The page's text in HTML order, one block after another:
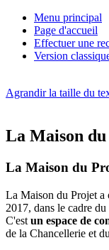
Menu principal
Page d'accueil
Effectuer une
Version
Agrandir la taille du
La Maison
La Maison du
La Maison du Projet a
2017, dans le cadre
C'est un espace de
de la Chancellerie et